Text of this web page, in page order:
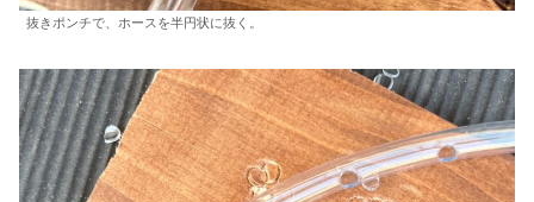
抜きポンチで、ホースを半円状に抜く。